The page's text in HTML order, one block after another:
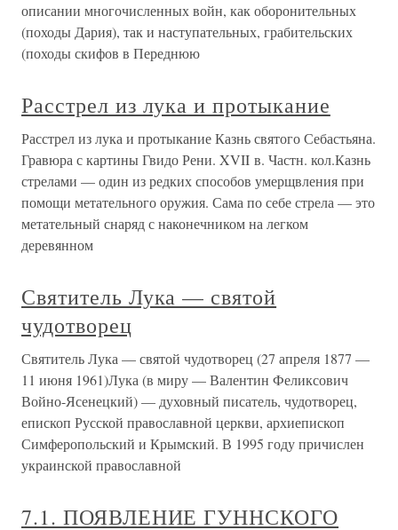
описании многочисленных войн, как оборонительных
(походы Дария), так и наступательных, грабительских
(походы скифов в Переднюю
Расстрел из лука и протыкание
Расстрел из лука и протыкание Казнь святого Себастьяна.
Гравюра с картины Гвидо Рени. XVII в. Частн. кол.Казнь
стрелами — один из редких способов умерщвления при
помощи метательного оружия. Сама по себе стрела — это
метательный снаряд с наконечником на легком
деревянном
Святитель Лука — святой
чудотворец
Святитель Лука — святой чудотворец (27 апреля 1877 —
11 июня 1961)Лука (в миру — Валентин Феликсович
Войно-Ясенецкий) — духовный писатель, чудотворец,
епископ Русской православной церкви, архиепископ
Симферопольский и Крымский. В 1995 году причислен
украинской православной
7.1. ПОЯВЛЕНИЕ ГУННСКОГО